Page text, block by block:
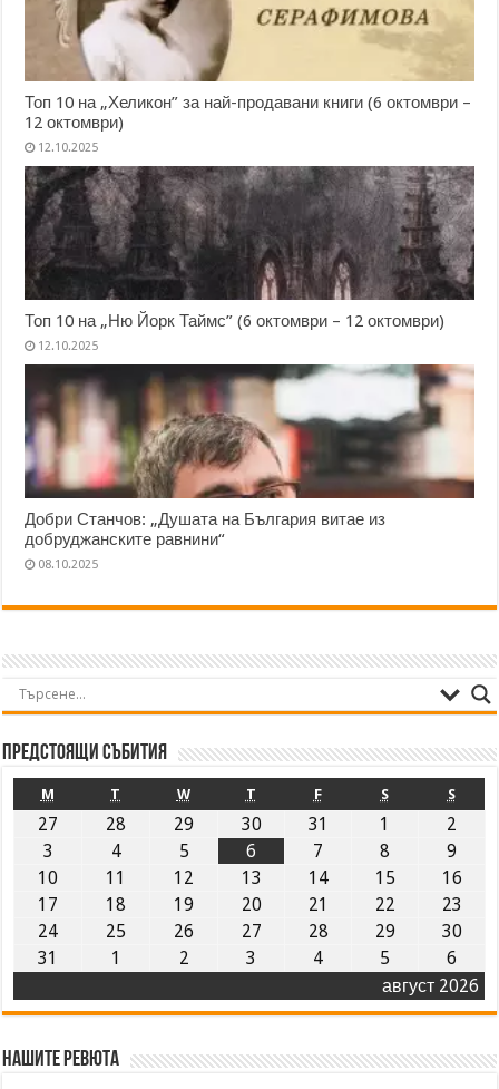
Топ 10 на „Хеликон” за най-продавани книги (6 октомври –
12 октомври)
12.10.2025
Топ 10 на „Ню Йорк Таймс” (6 октомври – 12 октомври)
12.10.2025
Добри Станчов: „Душата на България витае из
добруджанските равнини“
08.10.2025
Предстоящи събития
август 2026
M T W T F S S
27 28 29 30 31 1
2
3
4 5 6 7 8
9
10
11 12 13 14 15
16
17
18 19 20 21 22
23
24
25 26 27 28 29
30
31
1 2 3 4 5 6
Нашите ревюта